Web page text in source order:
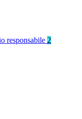
responsabile 2